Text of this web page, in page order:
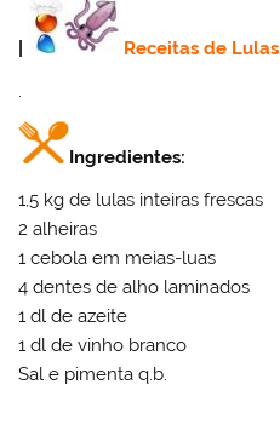
Receitas de Lulas
.
Ingredientes:
1,5 kg de lulas inteiras frescas
2 alheiras
1 cebola em meias-luas
4 dentes de alho laminados
1 dl de azeite
1 dl de vinho branco
Sal e pimenta q.b.